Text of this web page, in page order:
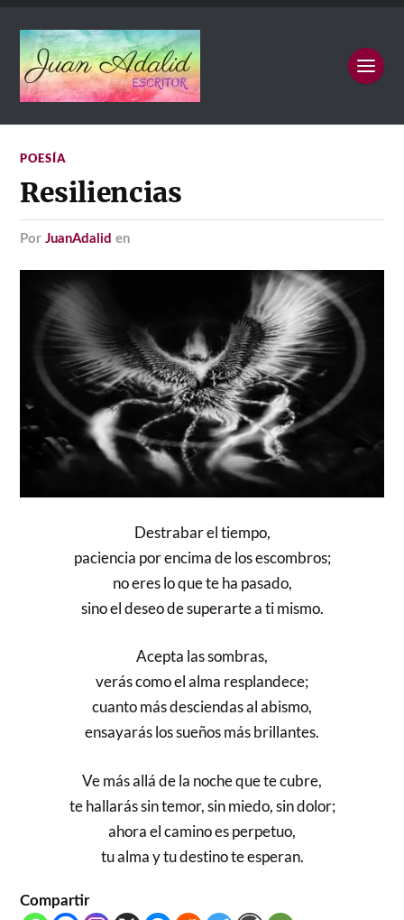
POESÍA
Resiliencias
porJuanAdalid en
Destrabar el tiempo,
paciencia por encima de los escombros;
no eres lo que te ha pasado,
sino el deseo de superarte a ti mismo.
Acepta las sombras,
verás como el alma resplandece;
cuanto más desciendas al abismo,
ensayarás los sueños más brillantes.
Ve más allá de la noche que te cubre,
te hallarás sin temor, sin miedo, sin dolor;
ahora el camino es perpetuo,
tu alma y tu destino te esperan.
Compartir